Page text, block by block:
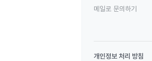
메일로 문의하기
개인정보 처리 방침